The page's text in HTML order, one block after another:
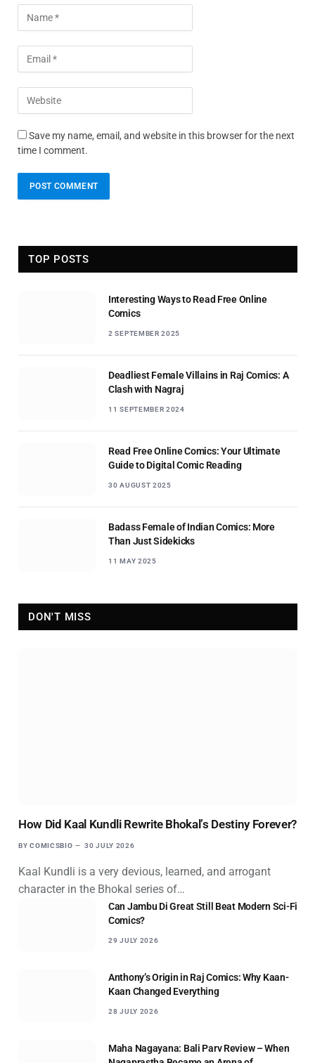
Save my name, email, and website in this browser for the next
time I comment.
TOP POSTS
Interesting Ways to Read Free Online
Comics
2 SEPTEMBER 2025
Deadliest Female Villains in Raj Comics: A
Clash with Nagraj
11 SEPTEMBER 2024
Read Free Online Comics: Your Ultimate
Guide to Digital Comic Reading
30 AUGUST 2025
Badass Female of Indian Comics: More
Than Just Sidekicks
11 MAY 2025
DON'T MISS
How Did Kaal Kundli Rewrite Bhokal’s Destiny Forever?
BY COMICSBIO 30 JULY 2026
Kaal Kundli is a very devious, learned, and arrogant
character in the Bhokal series of…
Can Jambu Di Great Still Beat Modern Sci-Fi
Comics?
29 JULY 2026
Anthony’s Origin in Raj Comics: Why Kaan-
Kaan Changed Everything
28 JULY 2026
Maha Nagayana: Bali Parv Review – When